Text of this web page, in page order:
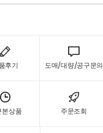
후기 도매/대량/공구문의
본상품 주문조회